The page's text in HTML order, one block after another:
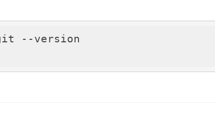
git --version